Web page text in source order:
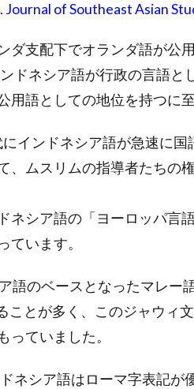
of Southeast Asian
ダ支配下でオランダ語が公
ドネシア語が行政の言語と
用語としての地位を持つに至
インドネシア語が急速に
、ムスリムの指導者たちの
ネシア語の「ヨーロッパ言
ています。
語のベースとなったマレー
ことが多く、このジャウィ
っていました。
ネシア語はローマ字表記が